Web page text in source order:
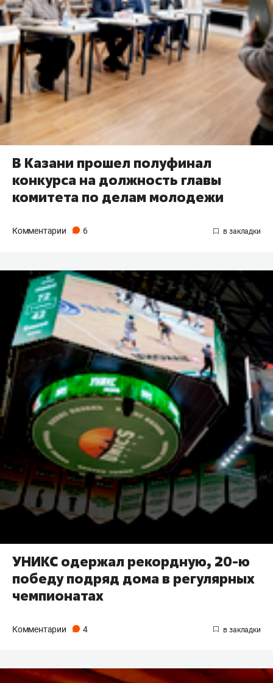
В Казани прошел полуфинал
конкурса на должность главы
комитета по делам молодежи
Комментарии 6
УНИКС одержал рекордную, 20-ю
победу подряд дома в регулярных
чемпионатах
Комментарии 4